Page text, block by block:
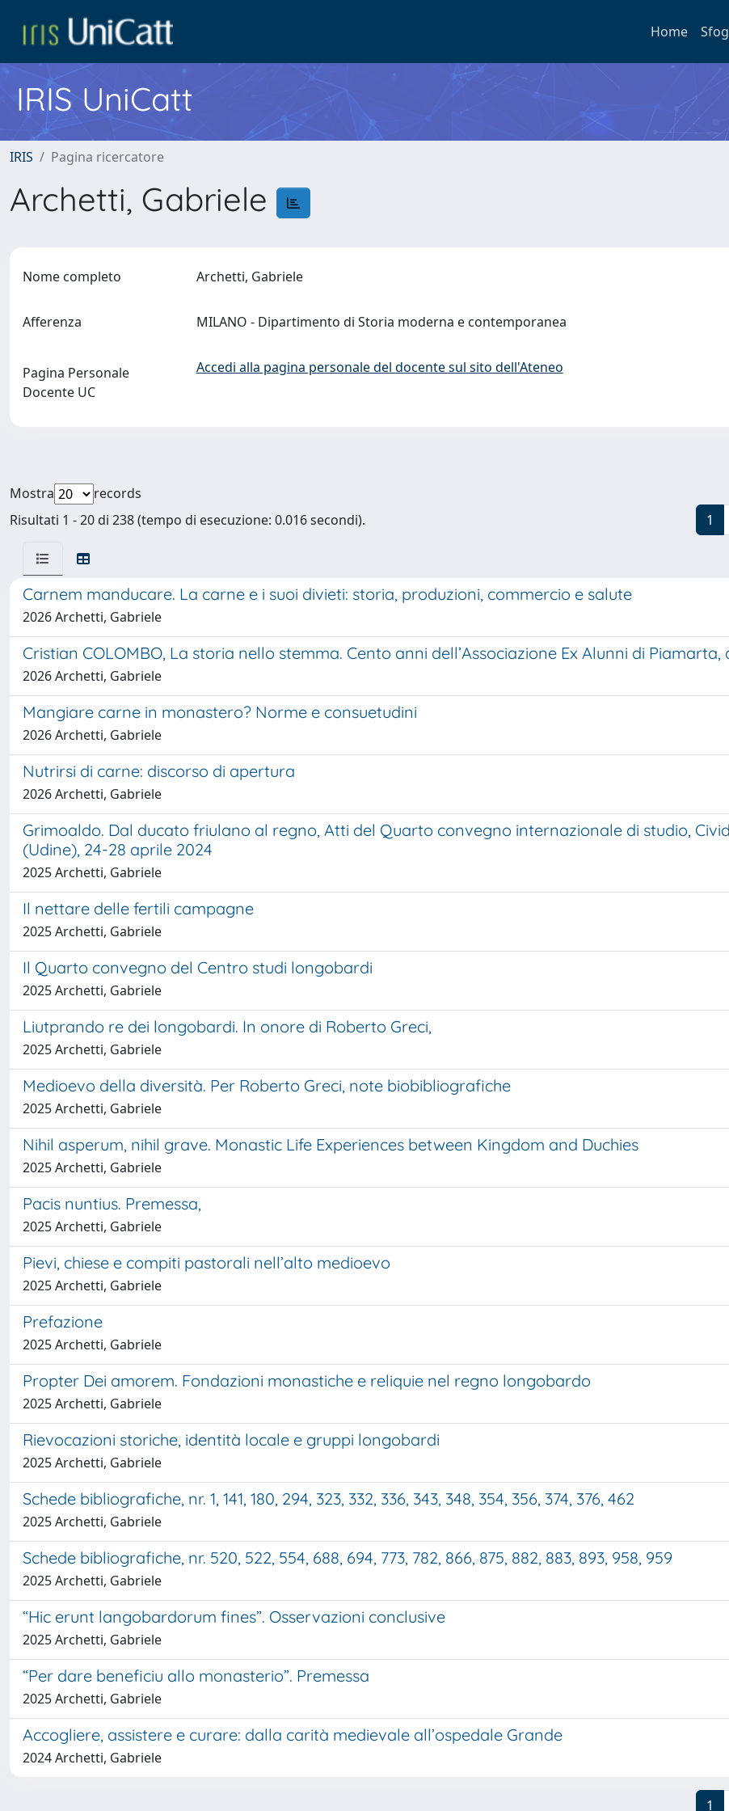
Home
IRIS UniCatt
IRIS Pagina ricercatore
Archetti, Gabriele
Nome completo Archetti, Gabriele
Afferenza MILANO - Dipartimento di Storia moderna e contemporanea
Pagina Personale
Docente UC
Accedi alla pagina personale del docente sul sito dell'Ateneo
Mostra
records
Risultati 1 - 20 di 238 (tempo di esecuzione: 0.016 secondi).
1
Carnem manducare. La carne e i suoi divieti: storia, produzioni, commercio e salute
2026 Archetti, Gabriele
Cristian COLOMBO, La storia nello stemma. Cento anni dell’Associazione Ex Alunni di
2026 Archetti, Gabriele
Mangiare carne in monastero? Norme e consuetudini
2026 Archetti, Gabriele
Nutrirsi di carne: discorso di apertura
2026 Archetti, Gabriele
Grimoaldo. Dal ducato friulano al regno, Atti del Quarto convegno internazionale di studio,
(Udine), 24-28 aprile 2024
2025 Archetti, Gabriele
Il nettare delle fertili campagne
2025 Archetti, Gabriele
Il Quarto convegno del Centro studi longobardi
2025 Archetti, Gabriele
Liutprando re dei longobardi. In onore di Roberto Greci,
2025 Archetti, Gabriele
Medioevo della diversità. Per Roberto Greci, note biobibliografiche
2025 Archetti, Gabriele
Nihil asperum, nihil grave. Monastic Life Experiences between Kingdom and Duchies
2025 Archetti, Gabriele
Pacis nuntius. Premessa,
2025 Archetti, Gabriele
Pievi, chiese e compiti pastorali nell’alto medioevo
2025 Archetti, Gabriele
Prefazione
2025 Archetti, Gabriele
Propter Dei amorem. Fondazioni monastiche e reliquie nel regno longobardo
2025 Archetti, Gabriele
Rievocazioni storiche, identità locale e gruppi longobardi
2025 Archetti, Gabriele
Schede bibliografiche, nr. 1, 141, 180, 294, 323, 332, 336, 343, 348, 354, 356, 374, 376, 462
2025 Archetti, Gabriele
Schede bibliografiche, nr. 520, 522, 554, 688, 694, 773, 782, 866, 875, 882, 883, 893, 958, 959
2025 Archetti, Gabriele
“Hic erunt langobardorum fines”. Osservazioni conclusive
2025 Archetti, Gabriele
“Per dare beneficiu allo monasterio”. Premessa
2025 Archetti, Gabriele
Accogliere, assistere e curare: dalla carità medievale all’ospedale Grande
2024 Archetti, Gabriele
1